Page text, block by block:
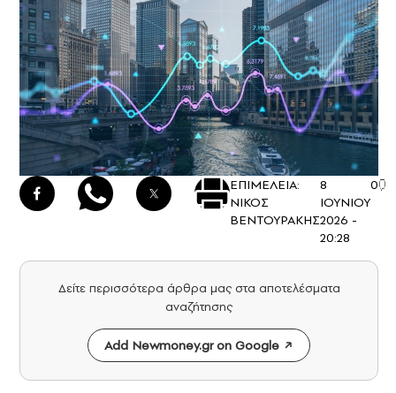
ΕΠΙΜΕΛΕΙΑ:
ΝΙΚΟΣ
ΒΕΝΤΟΥΡΑΚΗΣ
8
ΙΟΥΝΙΟΥ
2026 -
20:28
0
Δείτε περισσότερα άρθρα μας στα αποτελέσματα
αναζήτησης
Add Newmoney.gr on Google